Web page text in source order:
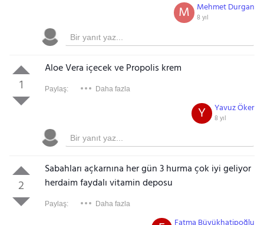
Mehmet Durgan
8 yıl
M
1
Aloe Vera içecek ve Propolis krem
Paylaş: Daha fazla
Yavuz Öker
8 yıl
Y
2
Sabahları açkarnına her gün 3 hurma çok iyi geliyor
herdaim faydalı vitamin deposu
Paylaş: Daha fazla